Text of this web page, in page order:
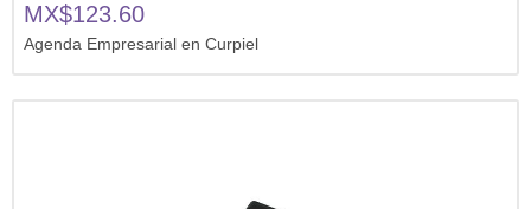
MX$123.60
Agenda Empresarial en Curpiel